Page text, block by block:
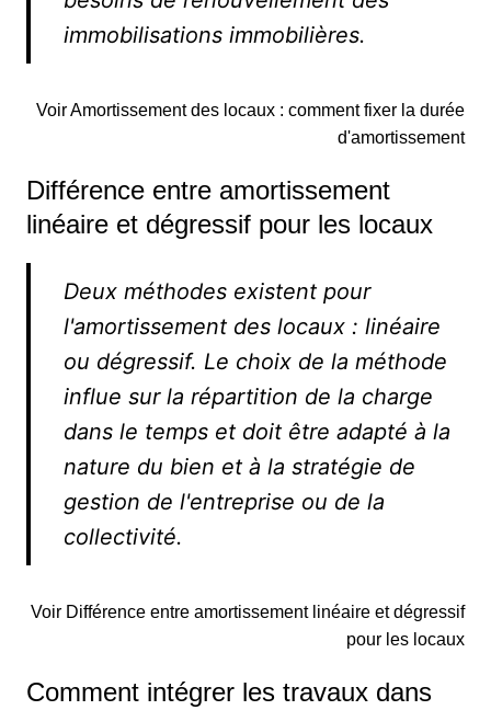
immobilisations immobilières.
Voir Amortissement des locaux : comment fixer la durée
d'amortissement
Différence entre amortissement
linéaire et dégressif pour les locaux
Deux méthodes existent pour
l'amortissement des locaux : linéaire
ou dégressif. Le choix de la méthode
influe sur la répartition de la charge
dans le temps et doit être adapté à la
nature du bien et à la stratégie de
gestion de l'entreprise ou de la
collectivité.
Voir Différence entre amortissement linéaire et dégressif
pour les locaux
Comment intégrer les travaux dans